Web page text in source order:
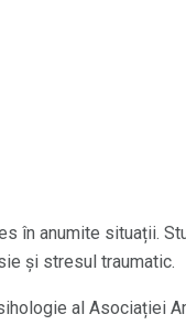
în anumite situații.
și stresul traumatic.
al Asociației